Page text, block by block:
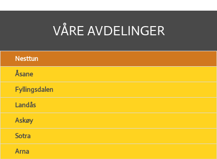
VÅRE AVDELINGER
Nesttun
Åsane
Fyllingsdalen
Landås
Askøy
Sotra
Arna